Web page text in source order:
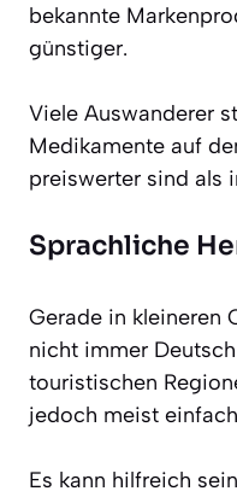
bekannte
günstiger.
Viele Auswanderer
Medikamente auf
preiswerter sind als
Sprachliche
Gerade in kleineren
nicht immer
touristischen
jedoch meist
Es kann hilfreich